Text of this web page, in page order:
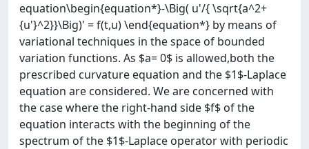
equation\begin{equation*}-\Big( u'/{ \sqrt{a^2+
{u'}^2}}\Big)' = f(t,u) \end{equation*} by means of
variational techniques in the space of bounded
variation functions. As $a= 0$ is allowed,both the
prescribed curvature equation and the $1$-Laplace
equation are considered. We are concerned with
the case where the right-hand side $f$ of the
equation interacts with the beginning of the
spectrum of the $1$-Laplace operator with periodic